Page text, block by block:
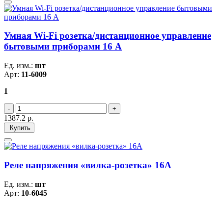
Умная Wi-Fi розетка/дистанционное управление
бытовыми приборами 16 А
Ед. изм.: шт
Арт: 11-6009
1
1387.2 р.
Купить
Реле напряжения «вилка-розетка» 16А
Ед. изм.: шт
Арт: 10-6045